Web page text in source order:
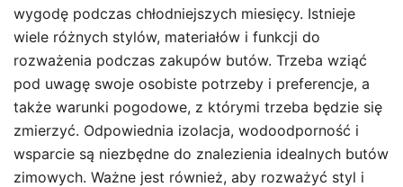
wygodę podczas chłodniejszych miesięcy. Istnieje
wiele różnych stylów, materiałów i funkcji do
rozważenia podczas zakupów butów. Trzeba wziąć
pod uwagę swoje osobiste potrzeby i preferencje, a
także warunki pogodowe, z którymi trzeba będzie się
zmierzyć. Odpowiednia izolacja, wodoodporność i
wsparcie są niezbędne do znalezienia idealnych butów
zimowych. Ważne jest również, aby rozważyć styl i